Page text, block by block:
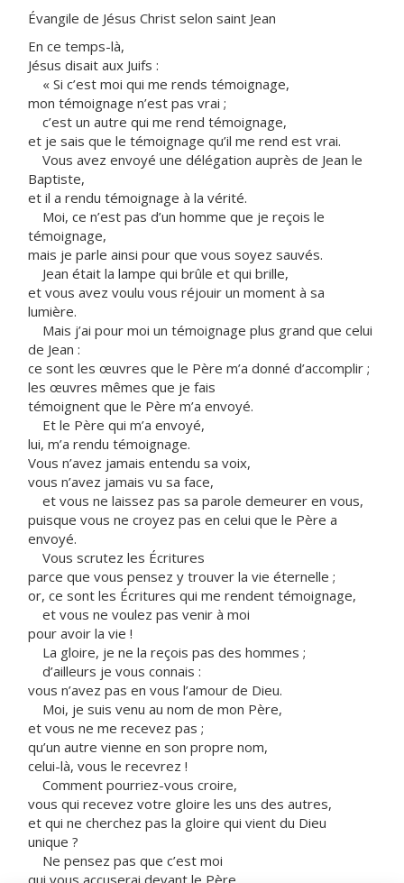
Évangile de Jésus Christ selon saint Jean
En ce temps-là,
Jésus disait aux Juifs :
« Si c’est moi qui me rends témoignage,
mon témoignage n’est pas vrai ;
c’est un autre qui me rend témoignage,
et je sais que le témoignage qu’il me rend est vrai.
Vous avez envoyé une délégation auprès de Jean le
Baptiste,
et il a rendu témoignage à la vérité.
Moi, ce n’est pas d’un homme que je reçois le
témoignage,
mais je parle ainsi pour que vous soyez sauvés.
Jean était la lampe qui brûle et qui brille,
et vous avez voulu vous réjouir un moment à sa
lumière.
Mais j’ai pour moi un témoignage plus grand que celui
de Jean :
ce sont les œuvres que le Père m’a donné d’accomplir ;
les œuvres mêmes que je fais
témoignent que le Père m’a envoyé.
Et le Père qui m’a envoyé,
lui, m’a rendu témoignage.
Vous n’avez jamais entendu sa voix,
vous n’avez jamais vu sa face,
et vous ne laissez pas sa parole demeurer en vous,
puisque vous ne croyez pas en celui que le Père a
envoyé.
Vous scrutez les Écritures
parce que vous pensez y trouver la vie éternelle ;
or, ce sont les Écritures qui me rendent témoignage,
et vous ne voulez pas venir à moi
pour avoir la vie !
La gloire, je ne la reçois pas des hommes ;
d’ailleurs je vous connais :
vous n’avez pas en vous l’amour de Dieu.
Moi, je suis venu au nom de mon Père,
et vous ne me recevez pas ;
qu’un autre vienne en son propre nom,
celui-là, vous le recevrez !
Comment pourriez-vous croire,
vous qui recevez votre gloire les uns des autres,
et qui ne cherchez pas la gloire qui vient du Dieu
unique ?
Ne pensez pas que c’est moi
qui vous accuserai devant le Père.